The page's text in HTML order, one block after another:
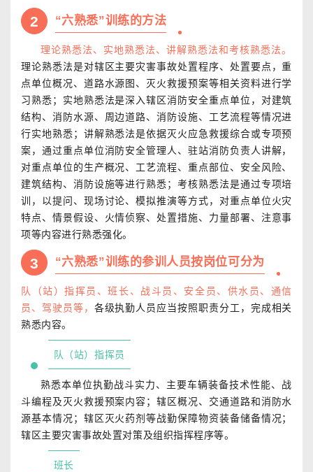
2 “六熟悉”训练的方法
理论熟悉法、实地熟悉法、讲解熟悉法和考核熟悉法。
理论熟悉法是对辖区主要灾害事故处置程序、处置要点，重
点单位概况、道路水源图、灭火救援预案等相关资料进行学
习熟悉；实地熟悉法是深入辖区消防安全重点单位，对建筑
结构、消防水源、周边道路、消防设施、工艺流程等情况进
行实地熟悉；讲解熟悉法是依据灭火应急救援综合或专项预
案，通过重点单位消防安全管理人、驻站消防负责人讲解，
对重点单位的生产概况、工艺流程、重点部位、安全风险、
建筑结构、消防设施等进行熟悉；考核熟悉法是通过专项培
训，以提问、现场讨论、模拟推演等方式，对重点单位火灾
特点、情景假设、火情侦察、处置措施、力量部署、注意事
项等内容进行熟悉强化。
3 “六熟悉”训练的参训人员按岗位可分为
队（站）指挥员、班长、战斗员、安全员、供水员、通信
员、驾驶员等， 各级执勤人员应当按照职责分工，完成相关
熟悉内容。
队（站）指挥员
熟悉本单位执勤战斗实力、主要车辆装备技术性能、战
斗编程及灭火救援预案内容；辖区概况、交通道路和消防水
源基本情况；辖区灭火药剂等战勤保障物资装备储备情况；
辖区主要灾害事故处置对策及组织指挥程序等。
班长